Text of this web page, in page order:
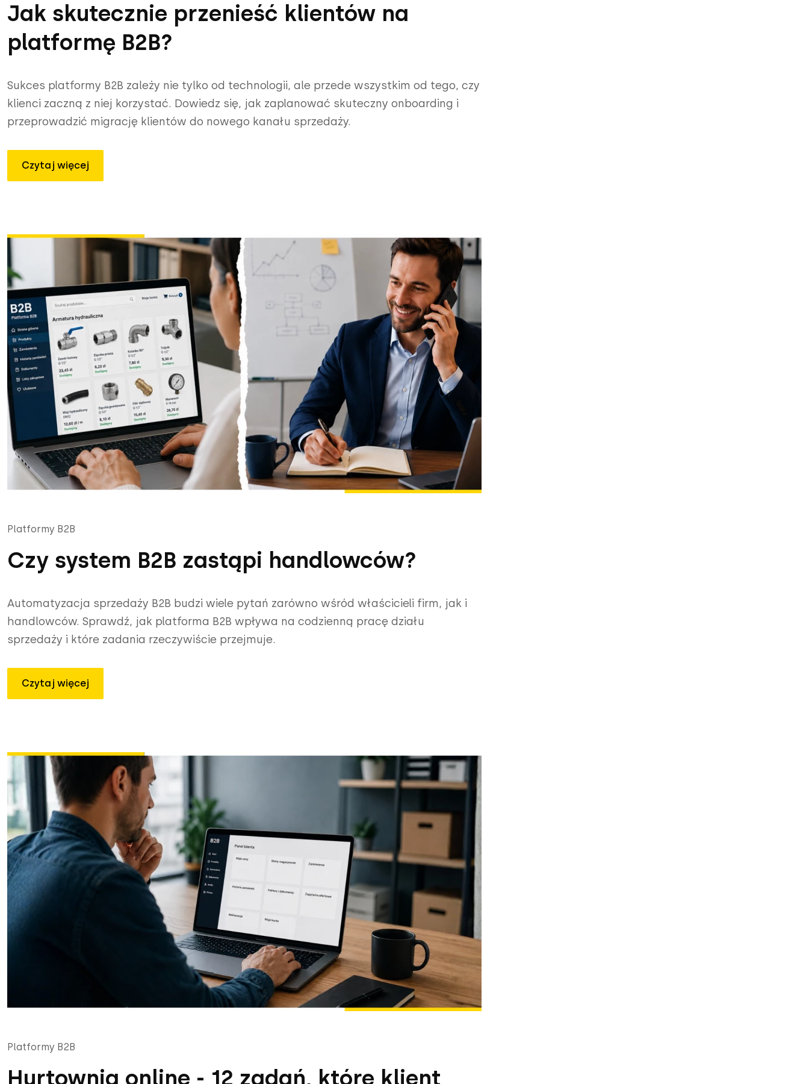
Jak skutecznie przenieść klientów na
platformę B2B?
Sukces platformy B2B zależy nie tylko od technologii, ale przede wszystkim od tego, czy
klienci zaczną z niej korzystać. Dowiedz się, jak zaplanować skuteczny onboarding i
przeprowadzić migrację klientów do nowego kanału sprzedaży.
Czytaj więcej
Platformy B2B
Czy system B2B zastąpi handlowców?
Automatyzacja sprzedaży B2B budzi wiele pytań zarówno wśród właścicieli firm, jak i
handlowców. Sprawdź, jak platforma B2B wpływa na codzienną pracę działu
sprzedaży i które zadania rzeczywiście przejmuje.
Czytaj więcej
Platformy B2B
Hurtownia online - 12 zadań, które klient